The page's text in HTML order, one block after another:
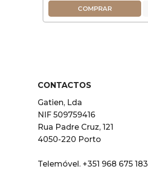
COMPRAR
CONTACTOS
Gatien, Lda
NIF 509759416
Rua Padre Cruz, 121
4050-220 Porto
Telemóvel. +351 968 675 183